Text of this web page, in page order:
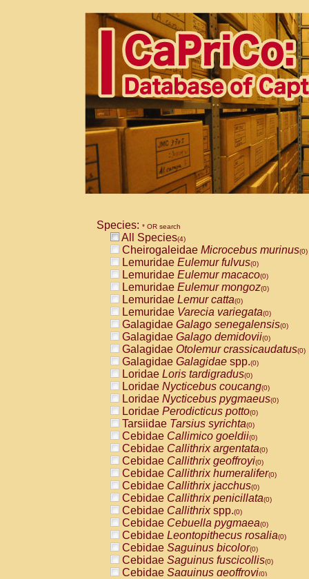
Species: * OR search
All Species(4)
Cheirogaleidae Microcebus murinus(0)
Lemuridae Eulemur fulvus(0)
Lemuridae Eulemur macaco(0)
Lemuridae Eulemur mongoz(0)
Lemuridae Lemur catta(0)
Lemuridae Varecia variegata(0)
Galagidae Galago senegalensis(0)
Galagidae Galago demidovii(0)
Galagidae Otolemur crassicaudatus(0)
Galagidae Galagidae spp.(0)
Loridae Loris tardigradus(0)
Loridae Nycticebus coucang(0)
Loridae Nycticebus pygmaeus(0)
Loridae Perodicticus potto(0)
Tarsiidae Tarsius syrichta(0)
Cebidae Callimico goeldii(0)
Cebidae Callithrix argentata(0)
Cebidae Callithrix geoffroyi(0)
Cebidae Callithrix humeralifer(0)
Cebidae Callithrix jacchus(0)
Cebidae Callithrix penicillata(0)
Cebidae Callithrixspp.(0)
Cebidae Cebuella pygmaea(0)
Cebidae Leontopithecus rosalia(0)
Cebidae Saguinus bicolor(0)
Cebidae Saguinus fuscicollis(0)
Cebidae Saguinus geoffroyi(0)